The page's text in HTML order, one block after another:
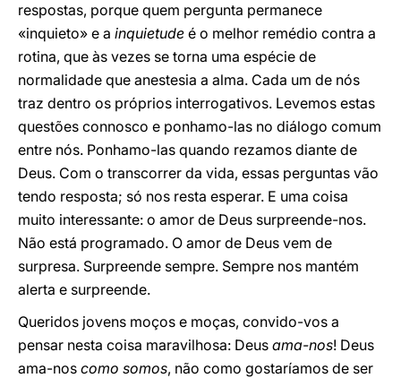
respostas, porque quem pergunta permanece
«inquieto» e a inquietude é o melhor remédio contra a
rotina, que às vezes se torna uma espécie de
normalidade que anestesia a alma. Cada um de nós
traz dentro os próprios interrogativos. Levemos estas
questões connosco e ponhamo-las no diálogo comum
entre nós. Ponhamo-las quando rezamos diante de
Deus. Com o transcorrer da vida, essas perguntas vão
tendo resposta; só nos resta esperar. E uma coisa
muito interessante: o amor de Deus surpreende-nos.
Não está programado. O amor de Deus vem de
surpresa. Surpreende sempre. Sempre nos mantém
alerta e surpreende.
Queridos jovens moços e moças, convido-vos a
pensar nesta coisa maravilhosa: Deus ama-nos! Deus
ama-nos como somos, não como gostaríamos de ser